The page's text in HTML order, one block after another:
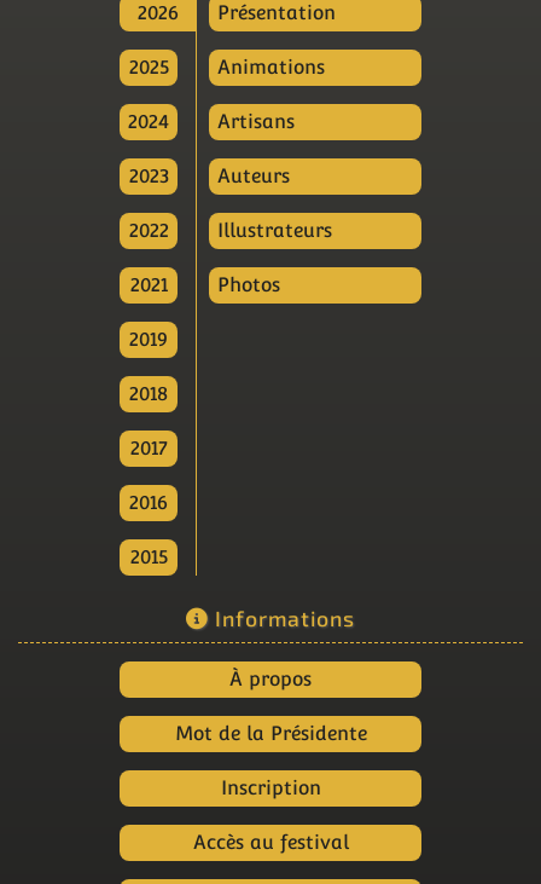
2026
2025
2024
2023
2022
2021
2019
2018
2017
2016
2015
Présentation
Animations
Artisans
Auteurs
Illustrateurs
Photos
Informations
À propos
Mot de la Présidente
Inscription
Accès au festival